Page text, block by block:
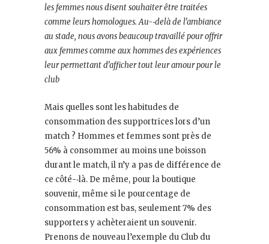
les femmes nous disent souhaiter être traitées
comme leurs homologues. Au-­‐delà de l’ambiance
au stade, nous avons beaucoup travaillé pour offrir
aux femmes comme aux hommes des expériences
leur permettant d’afficher tout leur amour pour le
club
Mais quelles sont les habitudes de
consommation des supportrices lors d’un
match ? Hommes et femmes sont près de
56% à consommer au moins une boisson
durant le match, il n’y a pas de différence de
ce côté-­‐là. De même, pour la boutique
souvenir, même si le pourcentage de
consommation est bas, seulement 7% des
supporters y achèteraient un souvenir.
Prenons de nouveau l’exemple du Club du